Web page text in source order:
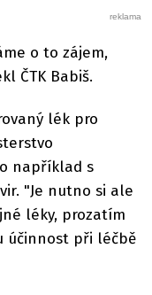
o to zájem,
ČTK Babiš.
lék pro
například s
"Je nutno si ale
léky, prozatím
účinnost při léčbě